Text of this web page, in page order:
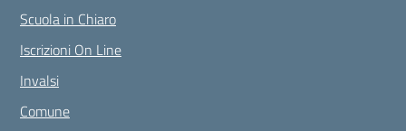
Scuola in Chiaro
Iscrizioni On Line
Invalsi
Comune